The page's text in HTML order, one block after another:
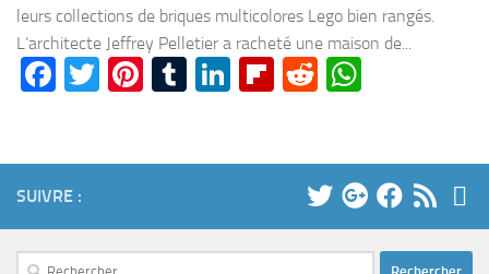
leurs collections de briques multicolores Lego bien rangés.
L’architecte Jeffrey Pelletier a racheté une maison de...
Facebook
Twitter
Pinterest
Tumblr
LinkedIn
Flipboard
Reddit
SUIVRE :
Rechercher :